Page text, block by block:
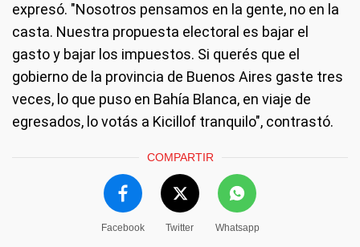
expresó. "Nosotros pensamos en la gente, no en la
casta. Nuestra propuesta electoral es bajar el
gasto y bajar los impuestos. Si querés que el
gobierno de la provincia de Buenos Aires gaste tres
veces, lo que puso en Bahía Blanca, en viaje de
egresados, lo votás a Kicillof tranquilo", contrastó.
COMPARTIR
Facebook Twitter Whatsapp